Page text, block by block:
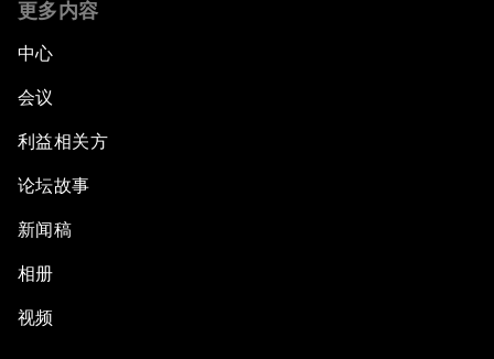
更多内容
中心
会议
利益相关方
论坛故事
新闻稿
相册
视频